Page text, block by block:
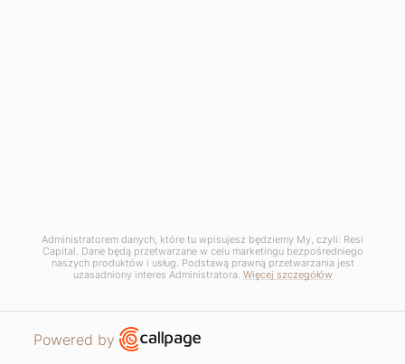
MIESZKANIA
Administratorem danych, które tu wpisujesz będziemy My, czyli: Resi
Capital. Dane będą przetwarzane w celu marketingu bezpośredniego
naszych produktów i usług. Podstawą prawną przetwarzania jest
uzasadniony interes Administratora. Więcej szczegółów
Powered by